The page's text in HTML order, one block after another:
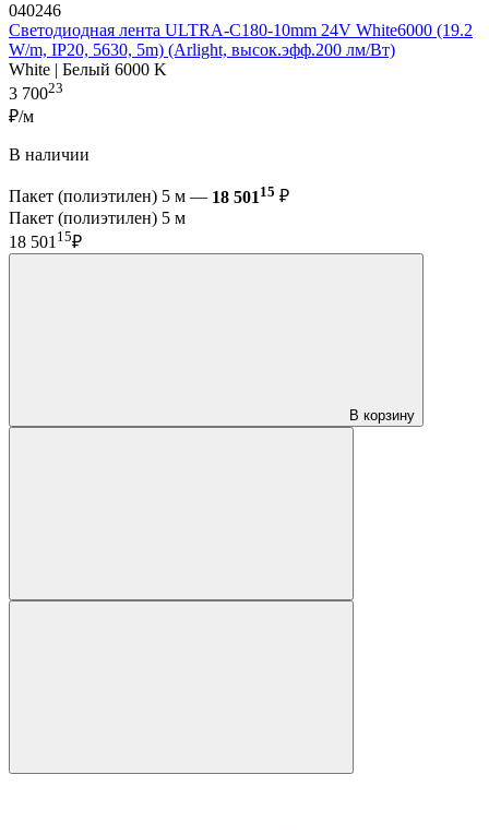
040246
Светодиодная лента ULTRA-C180-10mm 24V White6000 (19.2
W/m, IP20, 5630, 5m) (Arlight, высок.эфф.200 лм/Вт)
White | Белый 6000 K
3 70023
₽/м
В наличии
Пакет (полиэтилен) 5 м — 18 501 15 ₽
Пакет (полиэтилен) 5 м
18 501 15₽
В корзину